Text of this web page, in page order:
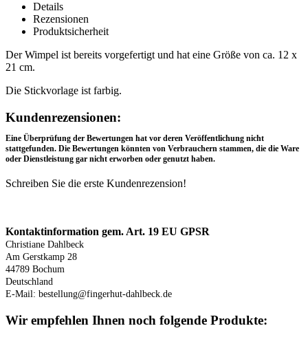
Details
Rezensionen
Produktsicherheit
Stickpaket -Wimpel -Auto mit
Der Wimpel ist bereits vorgefertigt und hat eine Größe von ca. 12 x
21 cm.
Die Stickvorlage ist farbig.
Rezensionen
Kundenrezensionen:
Eine Überprüfung der Bewertungen hat vor deren Veröffentlichung nicht
stattgefunden. Die Bewertungen könnten von Verbrauchern stammen, die die Ware
oder Dienstleistung gar nicht erworben oder genutzt haben.
Schreiben Sie die erste Kundenrezension!
Kontaktinformation gem. Art. 19 EU GPSR
Christiane Dahlbeck
Am Gerstkamp 28
44789 Bochum
Deutschland
E-Mail: bestellung@fingerhut-dahlbeck.de
Wir empfehlen Ihnen noch folgende Produkte: